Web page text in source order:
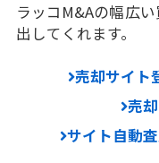
ラッコM&Aの幅広
出してくれます。
売却サイト
売
サイト自動